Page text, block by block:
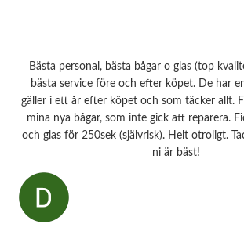
Bästa personal, bästa bågar o glas (top
bästa service före och efter köpet. De har
gäller i ett år efter köpet och som täcker allt.
mina nya bågar, som inte gick att reparera.
och glas för 250sek (självrisk). Helt otroligt.
ni är bäst!